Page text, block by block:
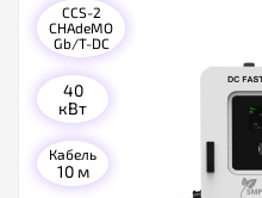
CCS-2
CHAdeMO
Gb/T-DC
40
кВт
Кабель
10 м